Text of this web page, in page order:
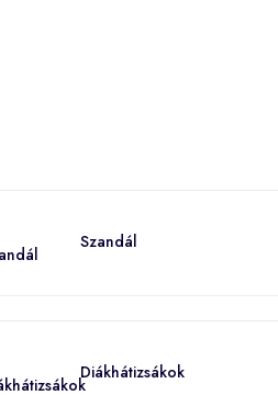
Szandál
Diákhátizsákok